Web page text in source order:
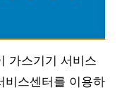
가스기기 서비스
비스센터를 이용하